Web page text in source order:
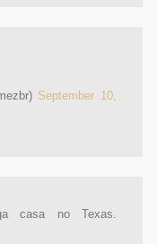
September 10,
casa no Texas.